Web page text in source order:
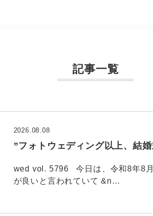
記事一覧
”フォトウェディング以上、結
2026.08.08
wed vol. 5796 今日は、令和8年8月
が良いと言われていて &n…